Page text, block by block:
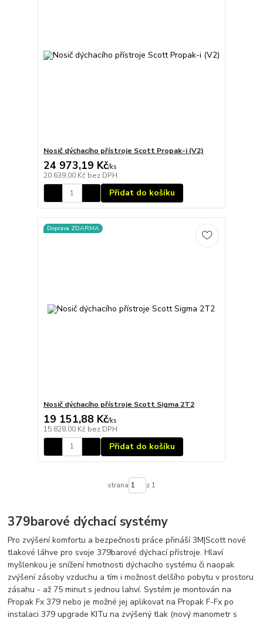
Nosič dýchacího přístroje Scott Propak-i (V2)
24 973,19 Kč/ks
20 639,00 Kč bez DPH
Přidat do košíku
Doprava ZDARMA
Nosič dýchacího přístroje Scott Sigma 2T2
19 151,88 Kč/ks
15 828,00 Kč bez DPH
Přidat do košíku
strana z 1
379barové dýchací systémy
Pro zvýšení komfortu a bezpečnosti práce přináší 3M|Scott nové
tlakové láhve pro svoje 379barové dýchací přístroje. Hlaví
myšlenkou je snížení hmotnosti dýchacího systému či naopak
zvýšení zásoby vzduchu a tím i možnost delšího pobytu v prostoru
zásahu - až 75 minut s jednou lahví. Systém je montován na
Propak Fx 379 nebo je možné jej aplikovat na Propak F-Fx po
instalaci 379 upgrade KITu na zvýšený tlak (nový manometr s